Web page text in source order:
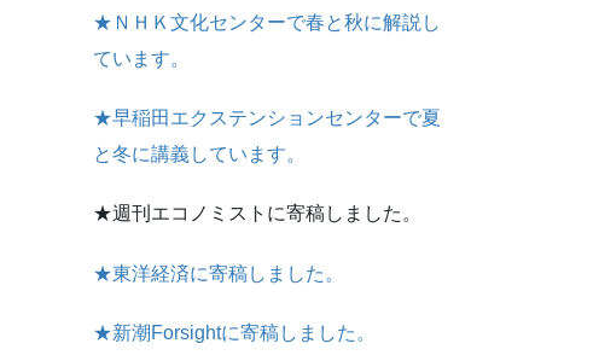
★ＮＨＫ文化センターで春と秋に解説し
ています。
★早稲田エクステンションセンターで夏
と冬に講義しています。
★週刊エコノミストに寄稿しました。
★東洋経済に寄稿しました。
★新潮Forsightに寄稿しました。